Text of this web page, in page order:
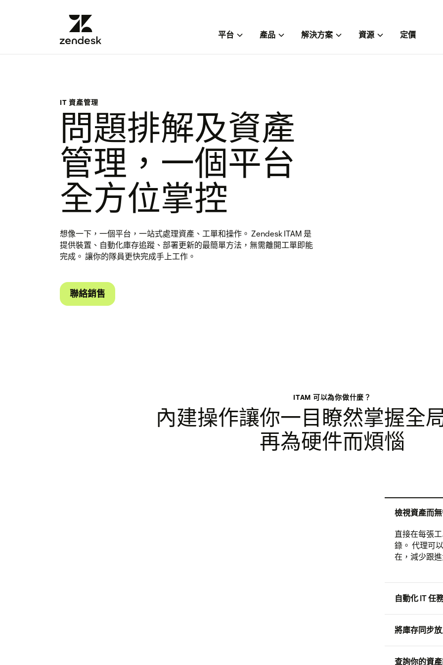
平台 產品 解決方案 資源 定價
IT 資產管理
問題排解及資產
管理，一個平台
全方位掌控
想像一下，一個平台，一站式處理資產、工單和操作。 Zendesk ITAM 是
提供裝置、自動化庫存追蹤、部署更新的最簡單方法，無需離開工單即能
完成。 讓你的隊員更快完成手上工作。
聯絡銷售
ITAM 可以為你做什麼？
內建操作讓你一目瞭然掌握全
再為硬件而煩惱
檢視資產而
直接在每張
錄。 代理可
在，減少跟
自動化 IT 任
將庫存同步
查詢你的資